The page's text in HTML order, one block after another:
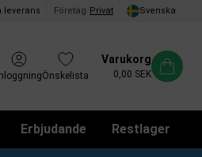
leverans Företag Privat Svenska
InloggningÖnskelista
Varukorg
0,00 SEK
Erbjudande Restlager